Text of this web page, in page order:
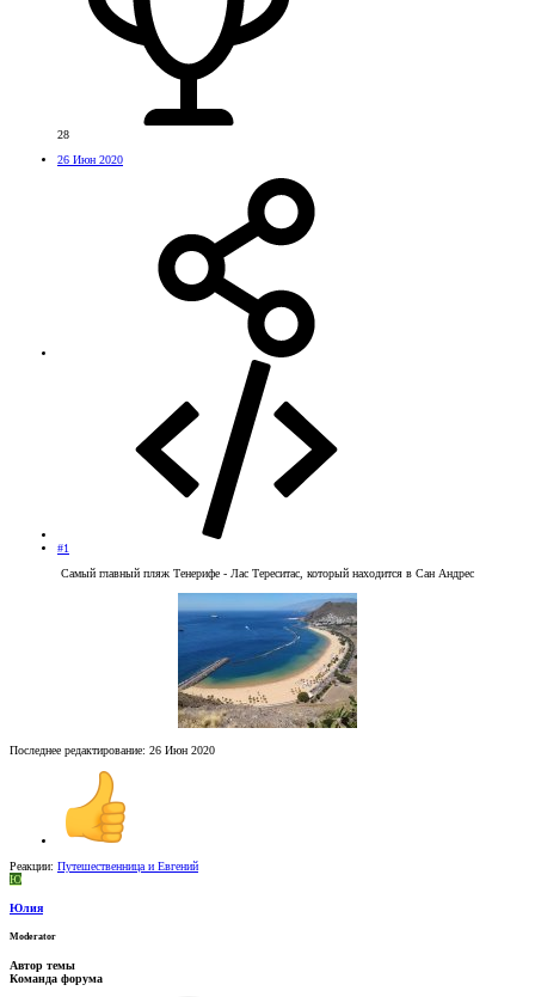
28
26 Июн 2020
#1
Самый главный пляж Тенерифе - Лас Тереситас, который находится в Сан Андрес
Последнее редактирование: 26 Июн 2020
Реакции: Путешественница и Евгений
Ю
Юлия
Moderator
Автор темы
Команда форума